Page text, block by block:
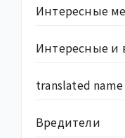
Интересные
Интересные и
translated name
Вредители